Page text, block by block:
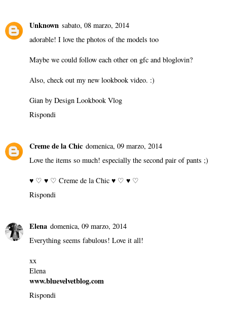
Unknown sabato, 08 marzo, 2014
adorable! I love the photos of the models too
Maybe we could follow each other on gfc and bloglovin?
Also, check out my new lookbook video. :)
Gian by Design Lookbook Vlog
Rispondi
Creme de la Chic domenica, 09 marzo, 2014
Love the items so much! especially the second pair of pants ;)
♥ ♡ ♥ ♡ Creme de la Chic ♥ ♡ ♥ ♡
Rispondi
Elena domenica, 09 marzo, 2014
Everything seems fabulous! Love it all!
xx
Elena
www.bluevelvetblog.com
Rispondi